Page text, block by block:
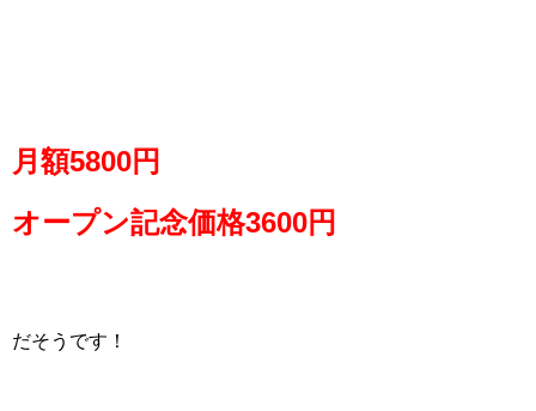
月額5800円
オープン記念価格3600円
だそうです！